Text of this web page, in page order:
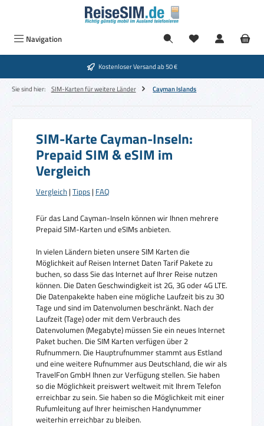
Zum Hauptinhalt springen
Navigation
Kostenloser Versand ab 50 €
Sie sind hier: SIM-Karten für weitere Länder Cayman Islands
SIM-Karte Cayman-Inseln:
Prepaid SIM & eSIM im
Vergleich
Vergleich | Tipps | FAQ
Für das Land Cayman-Inseln können wir Ihnen mehrere
Prepaid SIM-Karten und eSIMs anbieten.
In vielen Ländern bieten unsere SIM Karten die
Möglichkeit auf Reisen Internet Daten Tarif Pakete zu
buchen, so dass Sie das Internet auf Ihrer Reise nutzen
können. Die Daten Geschwindigkeit ist 2G, 3G oder 4G LTE.
Die Datenpakekte haben eine mögliche Laufzeit bis zu 30
Tage und sind im Datenvolumen beschränkt. Nach der
Laufzeit (Tage) oder mit dem Verbrauch des
Datenvolumen (Megabyte) müssen Sie ein neues Internet
Paket buchen. Die SIM Karten verfügen über 2
Rufnummern. Die Hauptrufnummer stammt aus Estland
und eine weitere Rufnummer aus Deutschland, die wir als
TravelFon GmbH Ihnen zur Verfügung stellen. Sie haben
so die Möglichkeit preiswert weltweit mit Ihrem Telefon
erreichbar zu sein. Sie haben so die Möglichkeit mit einer
Rufumleitung auf Ihrer heimischen Handynummer
weiterhin erreichbar zu bleiben.